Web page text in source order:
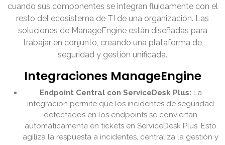
cuando sus componentes se integran fluidamente con el
resto del ecosistema de TI de una organización. Las
soluciones de ManageEngine están diseñadas para
trabajar en conjunto, creando una plataforma de
seguridad y gestión unificada.
Integraciones ManageEngine
Endpoint Central con ServiceDesk Plus: La
integración permite que los incidentes de seguridad
detectados en los endpoints se conviertan
automáticamente en tickets en ServiceDesk Plus. Esto
agiliza la respuesta a incidentes, centraliza la gestión y